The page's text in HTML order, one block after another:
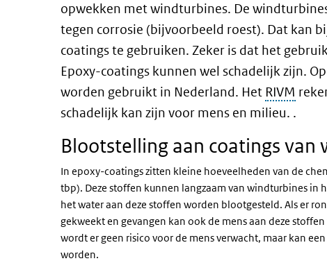
opwekken met windturbines. De
tegen corrosie (bijvoorbeeld roest). Dat kan
coatings te gebruiken. Zeker is dat het
Epoxy-coatings kunnen wel schadelijk zijn.
worden gebruikt in Nederland. Het RIVM
schadelijk kan zijn voor mens en milieu. .
Blootstelling aan coatings van
In epoxy-coatings zitten kleine hoeveelheden van de
tbp). Deze stoffen kunnen langzaam van windturbines in
het water aan deze stoffen worden blootgesteld. Als er
gekweekt en gevangen kan ook de mens aan deze
wordt er geen risico voor de mens verwacht, maar kan
worden.